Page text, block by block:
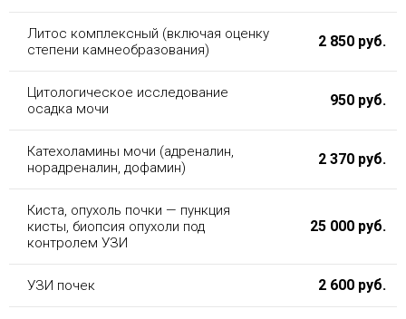
Литос комплексный (включая оценку
степени камнеобразования)
2 850 руб.
Цитологическое исследование
осадка мочи
950 руб.
Катехоламины мочи (адреналин,
норадреналин, дофамин)
2 370 руб.
Киста, опухоль почки — пункция
кисты, биопсия опухоли под
контролем УЗИ
25 000 руб.
УЗИ почек 2 600 руб.